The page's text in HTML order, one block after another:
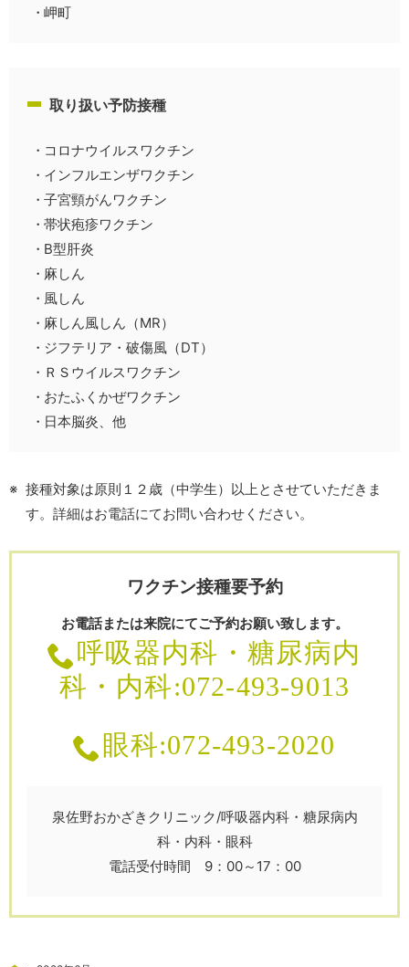
岬町
取り扱い予防接種
コロナウイルスワクチン
インフルエンザワクチン
子宮頸がんワクチン
帯状疱疹ワクチン
B型肝炎
麻しん
風しん
麻しん風しん（MR）
ジフテリア・破傷風（DT）
ＲＳウイルスワクチン
おたふくかぜワクチン
日本脳炎、他
接種対象は原則１２歳（中学生）以上とさせていただきま
す。詳細はお電話にてお問い合わせください。
ワクチン接種要予約
お電話または来院にてご予約お願い致します。
呼吸器内科・糖尿病内
科・内科:072-493-9013
眼科:072-493-2020
泉佐野おかざきクリニック/呼吸器内科・糖尿病内
科・内科・眼科
電話受付時間 9：00～17：00